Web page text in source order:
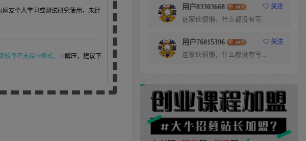
友个人学习或测试研究使用，未经
软件不支持7z格式，7z解压，建议下
用户83303668
关注
这家伙很懒，什么都没有写...
用户76015396
关注
这家伙很懒，什么都没有写...